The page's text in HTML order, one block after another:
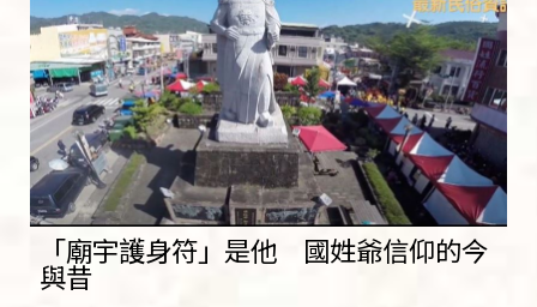
「廟宇護身符」是他 國姓爺信仰的今
與昔